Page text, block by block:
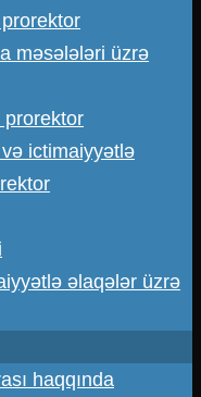
məsələləri üzrə
prorektor
ictimaiyyətlə
əlaqələr üzrə
haqqında